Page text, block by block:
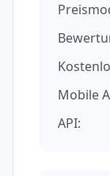
Mobile
API: